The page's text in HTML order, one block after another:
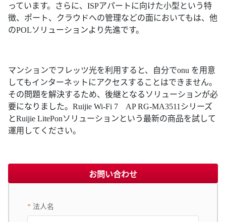
っています。さらに、ISPアパートに向けた小型という特
徴、ポート、クラウドへの管理などの面においてもは、他
のPOLソリューションより先進です。
マンションでフレッツ光を利用すると、自分でonu を用意
してもインターネットにアクセスすることはできません。
その問題を解決するため、後継となるソリューションが必
要になりました。Ruijie Wi-Fi 7 AP RG-MA3511シリーズ
とRuijie LitePonソリューションという最新の商品を試して
運用してください。
お問い合わせ
法人名